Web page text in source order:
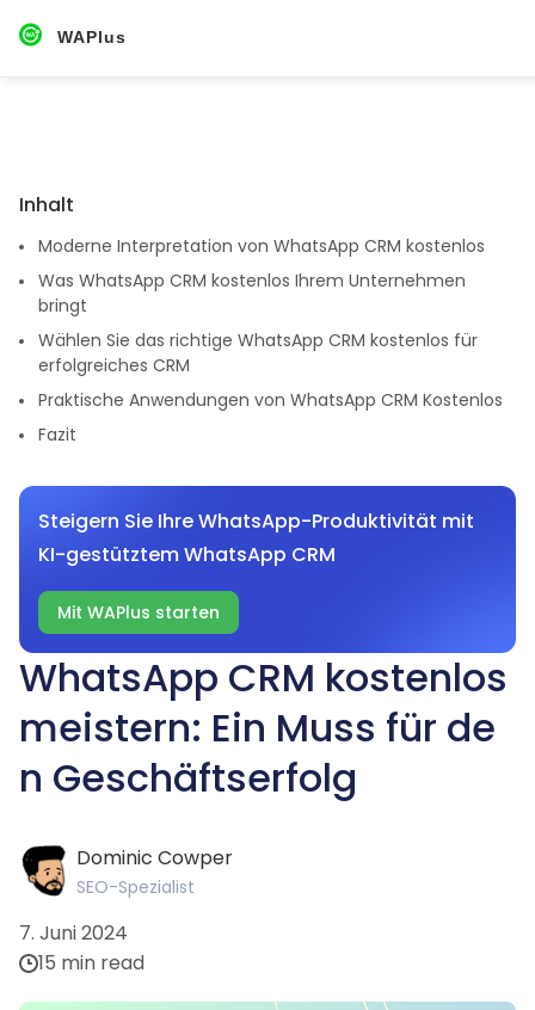
WAPlus
WhatsApp CRM kostenlos
meistern: Ein Muss für de
n Geschäftserfolg
Dominic Cowper
SEO-Spezialist
7. Juni 2024
15 min read
Inhalt
Moderne Interpretation von WhatsApp CRM kostenlos
Was WhatsApp CRM kostenlos Ihrem Unternehmen
bringt
Wählen Sie das richtige WhatsApp CRM kostenlos für
erfolgreiches CRM
Praktische Anwendungen von WhatsApp CRM Kostenlos
Fazit
Steigern Sie Ihre WhatsApp-Produktivität mit
KI-gestütztem WhatsApp CRM
Mit WAPlus starten